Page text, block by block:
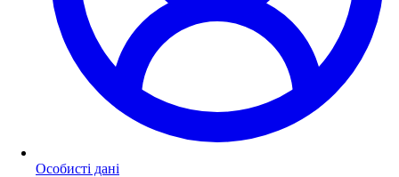
Особисті дані